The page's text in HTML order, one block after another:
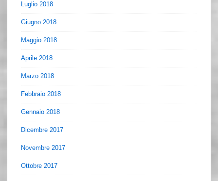
Luglio 2018
Giugno 2018
Maggio 2018
Aprile 2018
Marzo 2018
Febbraio 2018
Gennaio 2018
Dicembre 2017
Novembre 2017
Ottobre 2017